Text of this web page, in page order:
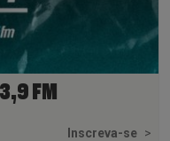
FM
Inscreva-se >